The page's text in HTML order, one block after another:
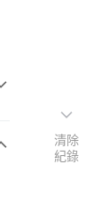
清除
紀錄